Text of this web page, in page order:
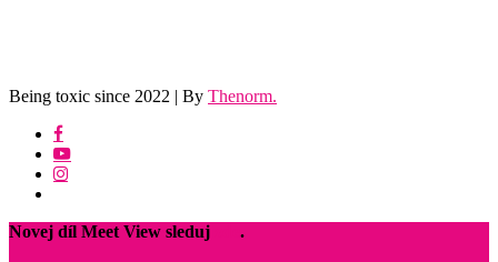
Being toxic since 2022 | By Thenorm.
facebook
youtube
instagram
Close
Novej díl Meet View sleduj
.